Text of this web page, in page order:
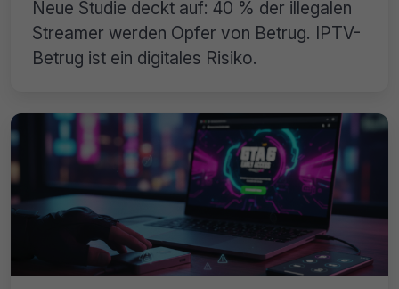
Neue Studie deckt auf: 40 % der illegalen
Streamer werden Opfer von Betrug. IPTV-
Betrug ist ein digitales Risiko.